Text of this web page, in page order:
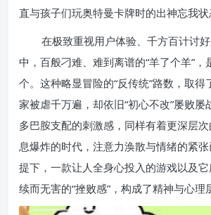
直与孩子们玩奥特曼卡牌时的出神忘我状
在极致重视用户体验、千方百计讨
中，百般刁难、难到离谱的“羊了个羊”，
个。这种略显冒险的“反传统”路数，取得
家被虐千万遍，却依旧“初心不改”屡败屡
多巴胺支配的刺激感，同样有着更深层
息爆炸的时代，注意力涣散与情绪的紧
提下，一款让人全身心投入的游戏以及
续而无害的“挫败感”，构成了精神与心理